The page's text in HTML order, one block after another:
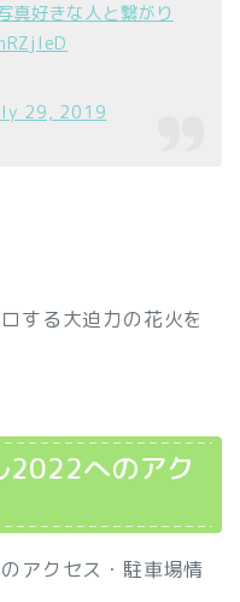
真好きな人と繋がり
29, 2019
する大迫力の花火を
2022へのアク
アクセス・駐車場情